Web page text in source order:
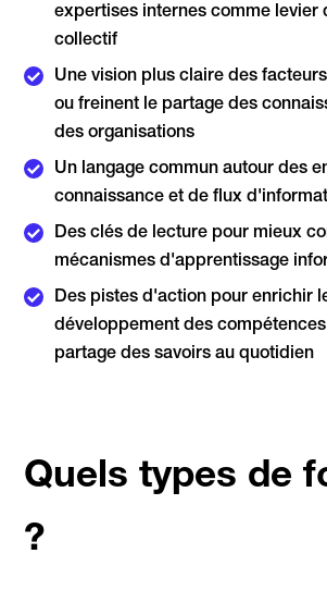
expertises internes comme levier
collectif
Une vision plus claire des
ou freinent le partage des
des organisations
Un langage commun autour des
connaissance et de flux
Des clés de lecture pour mieux
mécanismes d'apprentissage
Des pistes d'action pour enrichir
développement des
partage des savoirs au quotidien
Quels types de
?